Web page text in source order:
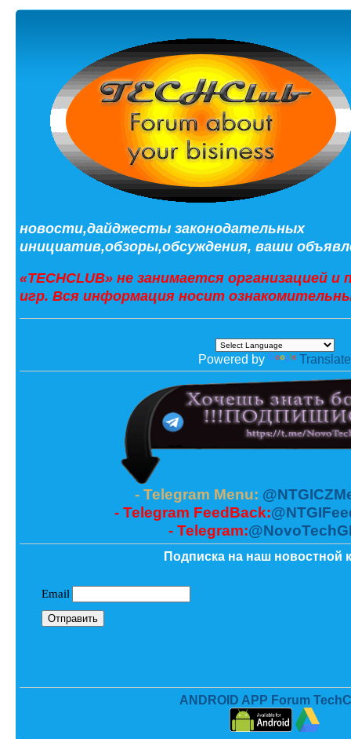
новости,дайджесты законодательных
инициатив,обзоры,обсуждения, ваши
«TECHCLUB» не занимается организацией
игр. Вся информация носит
Powered by Translate
- Telegram Menu:
- Telegram FeedBack:
- Telegram:
Подписка на наш новостной
ANDROID APP Forum